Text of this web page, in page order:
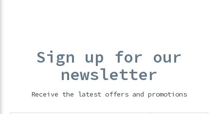
Sign up for our
newsletter
Receive the latest offers and promotions